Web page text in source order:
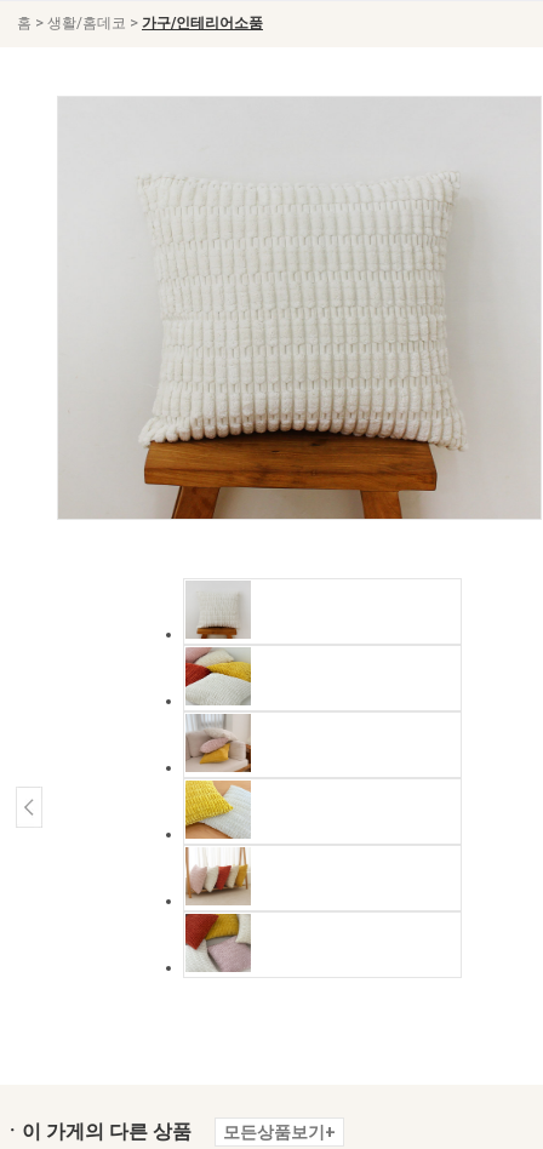
홈 > 생활/홈데코 > 가구/인테리어소품
ㆍ이 가게의 다른 상품 모든상품보기+